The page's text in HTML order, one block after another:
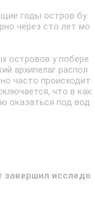
годы остров бу
через сто лет мо
островов у побере
архипелаг распол
часто происходит
что в как
оказаться под вод
завершил исследо